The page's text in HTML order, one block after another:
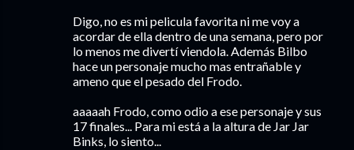
Digo, no es mi pelicula favorita ni me voy a
acordar de ella dentro de una semana, pero por
lo menos me divertí viendola. Además Bilbo
hace un personaje mucho mas entrañable y
ameno que el pesado del Frodo.
aaaaah Frodo, como odio a ese personaje y sus
17 finales... Para mi está a la altura de Jar Jar
Binks, lo siento...